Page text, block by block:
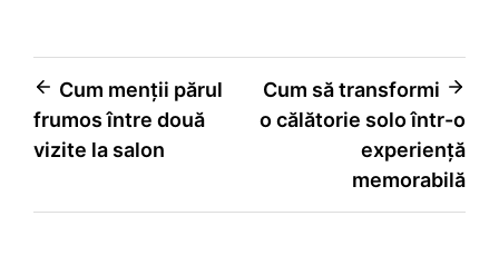
Navigare
în
Cum menții părul
frumos între două
vizite la salon
Cum să transformi
o călătorie solo într-o
experiență
memorabilă